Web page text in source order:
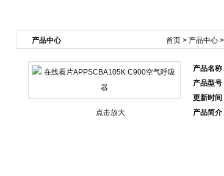
首页 > 产品中心 >
产品中心
点击放大
产品名称
产品型号
更新时间
产品简介